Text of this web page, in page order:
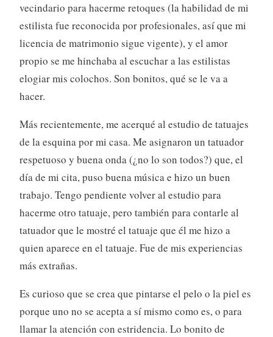
vecindario para hacerme retoques (la habilidad de mi
estilista fue reconocida por profesionales, así que mi
licencia de matrimonio sigue vigente), y el amor
propio se me hinchaba al escuchar a las estilistas
elogiar mis colochos. Son bonitos, qué se le va a
hacer.
Más recientemente, me acerqué al estudio de tatuajes
de la esquina por mi casa. Me asignaron un tatuador
respetuoso y buena onda (¿no lo son todos?) que, el
día de mi cita, puso buena música e hizo un buen
trabajo. Tengo pendiente volver al estudio para
hacerme otro tatuaje, pero también para contarle al
tatuador que le mostré el tatuaje que él me hizo a
quien aparece en el tatuaje. Fue de mis experiencias
más extrañas.
Es curioso que se crea que pintarse el pelo o la piel es
porque uno no se acepta a sí mismo como es, o para
llamar la atención con estridencia. Lo bonito de